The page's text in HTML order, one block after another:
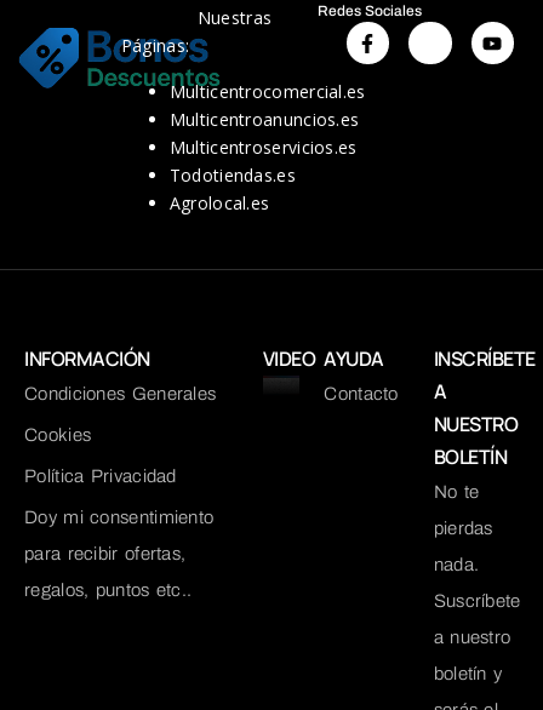
Nuestras
Páginas:
Multicentrocomercial.es
Multicentroanuncios.es
Multicentroservicios.es
Todotiendas.es
Agrolocal.es
Redes Sociales
INFORMACIÓN
Condiciones Generales
Cookies
Política Privacidad
Doy mi consentimiento
para recibir ofertas,
regalos, puntos etc..
VIDEO AYUDA
Contacto
INSCRÍBETE
A
NUESTRO
BOLETÍN
No te
pierdas
nada.
Suscríbete
a nuestro
boletín y